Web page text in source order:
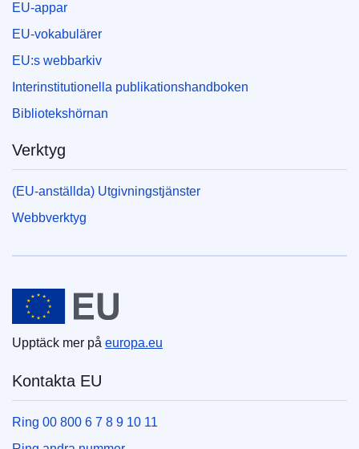
EU-appar
EU-vokabulärer
EU:s webbarkiv
Interinstitutionella publikationshandboken
Bibliotekshörnan
Verktyg
(EU-anställda) Utgivningstjänster
Webbverktyg
Europeiska unionen
Upptäck mer på europa.eu
Kontakta EU
Ring 00 800 6 7 8 9 10 11